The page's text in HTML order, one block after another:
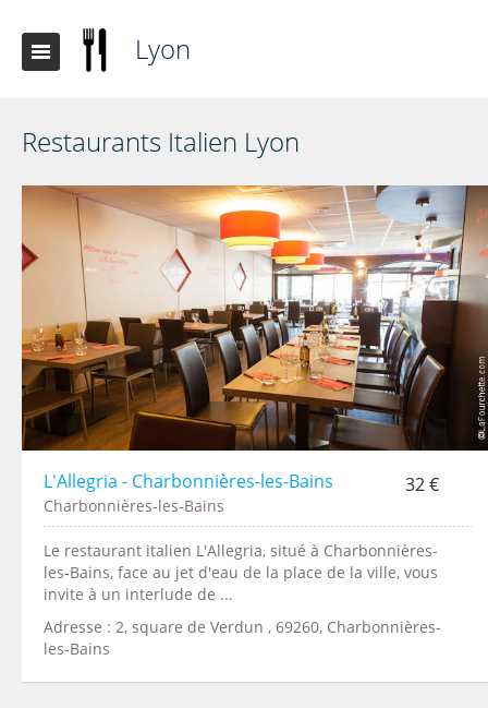
Lyon
Restaurants Italien Lyon
L'Allegria - Charbonnières-les-Bains 32 €
Charbonnières-les-Bains
Le restaurant italien L'Allegria, situé à Charbonnières-
les-Bains, face au jet d'eau de la place de la ville, vous
invite à un interlude de ...
Adresse : 2, square de Verdun , 69260, Charbonnières-
les-Bains